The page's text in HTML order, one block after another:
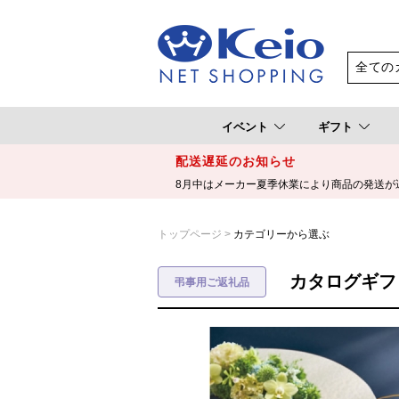
イベント ギフト
配送遅延のお知らせ
8月中はメーカー夏季休業により商品の発送
トップページ カテゴリーから選ぶ
カタログギ